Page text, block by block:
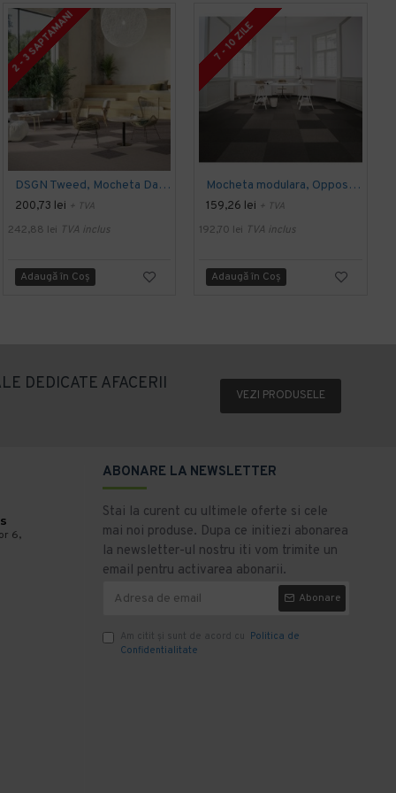
2 - 3 SAPTAMANI
DSGN Tweed, Mocheta Dale 50x50cm, Modulyss
200,73 lei + TVA
242,88 lei TVA inclus
Adaugă în Coş
7 - 10 ZILE
Mocheta modulara, Opposite, 50 x 50 cm, Modulyss
159,26 lei + TVA
192,70 lei TVA inclus
Adaugă în Coş
DEDICATE AFACERII
VEZI PRODUSELE
6,
ABONARE LA NEWSLETTER
Stai la curent cu ultimele oferte si cele
mai noi produse. Dupa ce initiezi abonarea
la newsletter-ul nostru iti vom trimite un
email pentru activarea abonarii.
Abonare
Am citit şi sunt de acord cu Politica de
Confidentialitate